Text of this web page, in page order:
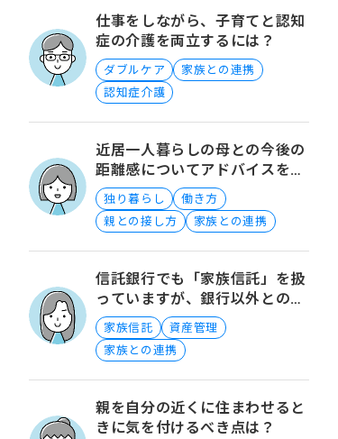
仕事をしながら、子育てと認知
症の介護を両立するには？
ダブルケア
家族との連携
認知症介護
近居一人暮らしの母との今後の
距離感についてアドバイスをお
願いします
独り暮らし
働き方
親との接し方
家族との連携
信託銀行でも「家族信託」を扱
っていますが、銀行以外との違
いは何でしょうか？
家族信託
資産管理
家族との連携
親を自分の近くに住まわせると
きに気を付けるべき点は？